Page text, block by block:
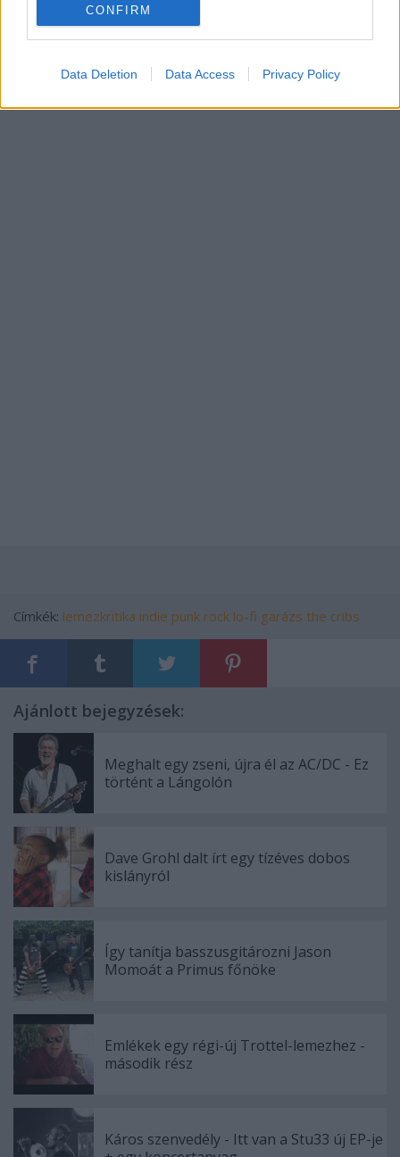
CONFIRM
Data Deletion Data Access Privacy Policy
Címkék: lemezkritika indie punk rock lo-fi garázs the cribs
Ajánlott bejegyzések:
Meghalt egy zseni, újra él az AC/DC - Ez
történt a Lángolón
Dave Grohl dalt írt egy tízéves dobos
kislányról
Így tanítja basszusgitározni Jason
Momoát a Primus főnöke
Emlékek egy régi-új Trottel-lemezhez -
második rész
Káros szenvedély - Itt van a Stu33 új EP-je